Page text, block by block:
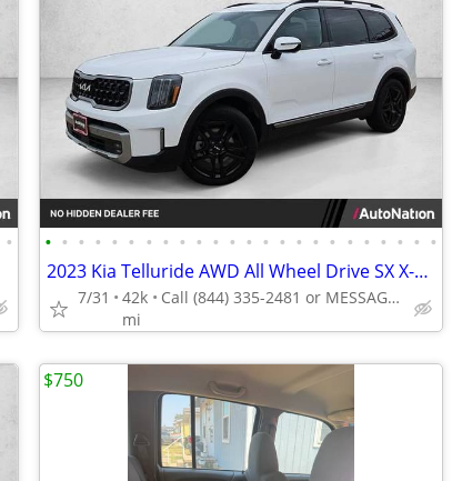
• • • • • • • • • • • • • • • • • • • • • • • • •
2023 Kia Telluride AWD All Wheel Drive SX X-Line SUV
7/31
42k
mi
Call (844) 335-2481 or MESSAGE/CHAT to confirm availability
$750